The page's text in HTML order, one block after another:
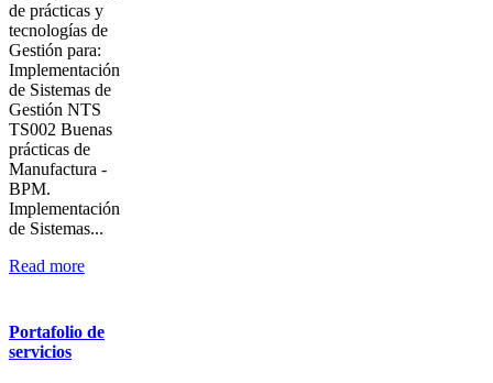
de prácticas y
tecnologías de
Gestión para:
Implementación
de Sistemas de
Gestión NTS
TS002 Buenas
prácticas de
Manufactura -
BPM.
Implementación
de Sistemas...
Read more
Portafolio de
servicios